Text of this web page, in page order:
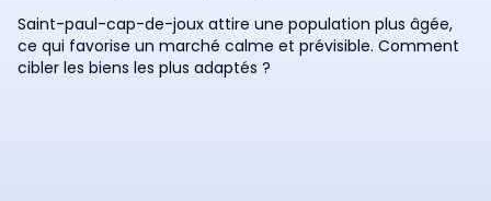
Saint-paul-cap-de-joux attire une population plus âgée,
ce qui favorise un marché calme et prévisible. Comment
cibler les biens les plus adaptés ?